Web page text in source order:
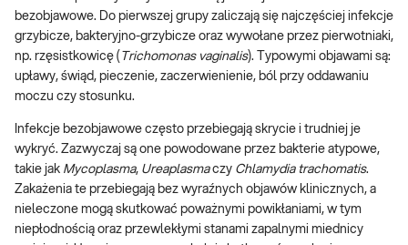
bezobjawowe. Do pierwszej grupy zaliczają się najczęściej infekcje
grzybicze, bakteryjno-grzybicze oraz wywołane przez pierwotniaki,
np. rzęsistkowicę ( Trichomonas vaginalis). Typowymi objawami są:
upławy, świąd, pieczenie, zaczerwienienie, ból przy oddawaniu
moczu czy stosunku.
Infekcje bezobjawowe często przebiegają skrycie i trudniej je
wykryć. Zazwyczaj są one powodowane przez bakterie atypowe,
takie jak Mycoplasma, Ureaplasmaczy Chlamydia trachomatis.
Zakażenia te przebiegają bez wyraźnych objawów klinicznych, a
nieleczone mogą skutkować poważnymi powikłaniami, w tym
niepłodnością oraz przewlekłymi stanami zapalnymi miednicy